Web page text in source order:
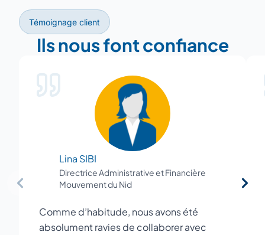
Témoignage client
Ils nous font confiance
Lina SIBI
Directrice Administrative et Financière
Mouvement du Nid
Comme d’habitude, nous avons été
absolument ravies de collaborer avec